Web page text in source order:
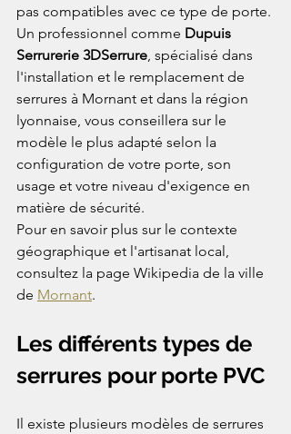
pas compatibles avec ce type de porte.
Un professionnel comme Dupuis
Serrurerie 3DSerrure, spécialisé dans
l'installation et le remplacement de
serrures à Mornant et dans la région
lyonnaise, vous conseillera sur le
modèle le plus adapté selon la
configuration de votre porte, son
usage et votre niveau d'exigence en
matière de sécurité.
Pour en savoir plus sur le contexte
géographique et l'artisanat local,
consultez la page Wikipedia de la ville
de Mornant.
Les différents types de
serrures pour porte PVC
Il existe plusieurs modèles de serrures